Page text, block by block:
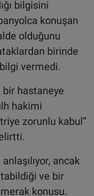
bilgisini
konuşan
olduğunu
birinde
bilgi vermedi.
bir hastaneye
hakimi
zorunlu kabul”
ancak
ve bir
konusu.